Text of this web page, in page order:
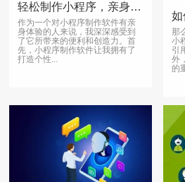
轻松制作小程序，亲身体验分享
作为一个对小程序制作软件有亲
身体验的人来说，我深深感受到
了它所带来的便利和创造力。首
先，小程序制作软件让我拥有了
打造个性...
那
小
引
外
的